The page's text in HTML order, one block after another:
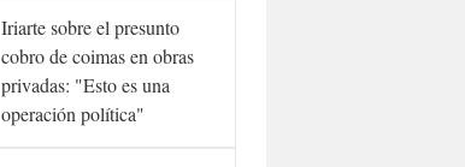
Iriarte sobre el presunto
cobro de coimas en obras
privadas: "Esto es una
operación política"